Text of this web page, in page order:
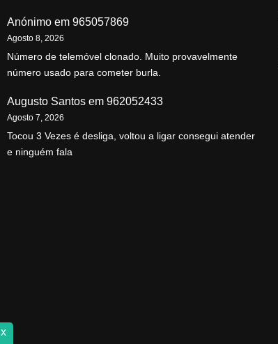
Anónimo em 965057869
Agosto 8, 2026
Número de telemóvel clonado. Muito provavelmente
número usado para cometer burla.
Augusto Santos em 962052433
Agosto 7, 2026
Tocou 3 Vezes é desliga, voltou a ligar consegui atender
e ninguém fala
x